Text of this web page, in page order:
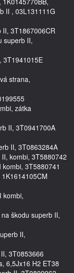
II , 03L131111G
3T1867006CR
superb II,
3T1941015E
strana,
zátka
II, 3T0941700A
II, 3T0863284A
kombi, 3T5880742
3T5880741
kombi,
škodu superb II,
II,
3T0853666
6,5Jx16 H2 ET38